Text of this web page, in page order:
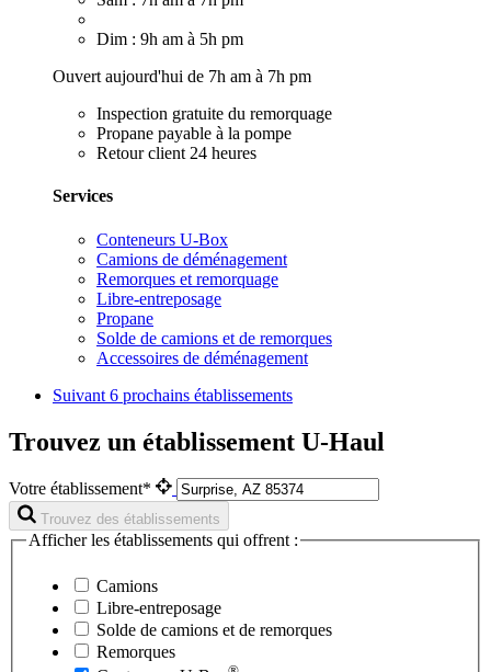
Dim : 9h am à 5h pm
Ouvert aujourd'hui de 7h am à 7h pm
Inspection gratuite du remorquage
Propane payable à la pompe
Retour client 24 heures
Services
Conteneurs U-Box
Camions de déménagement
Remorques et remorquage
Libre-entreposage
Propane
Solde de camions et de remorques
Accessoires de déménagement
Suivant 6 prochains établissements
Trouvez un établissement U-Haul
Votre établissement*
Trouvez des établissements
Afficher les établissements qui offrent :
Camions
Libre-entreposage
Solde de camions et de remorques
Remorques